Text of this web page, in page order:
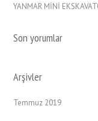
YANMAR MİNİ
Son yorumlar
Arşivler
Temmuz 2019